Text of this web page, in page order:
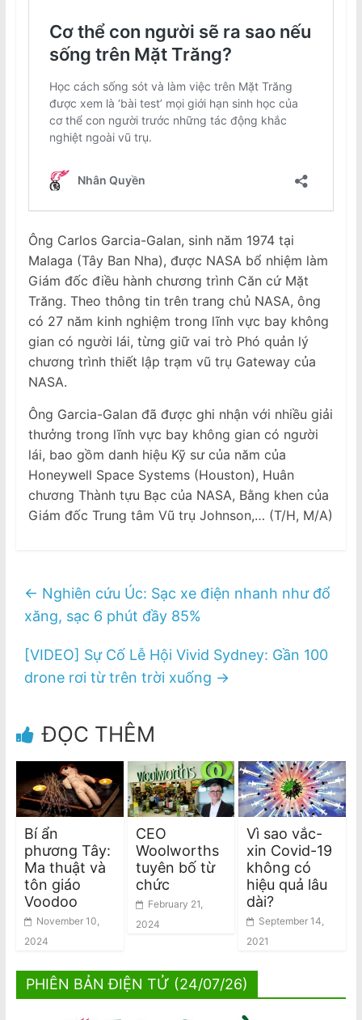
Ông Carlos Garcia-Galan, sinh năm 1974 tại
Malaga (Tây Ban Nha), được NASA bổ nhiệm làm
Giám đốc điều hành chương trình Căn cứ Mặt
Trăng. Theo thông tin trên trang chủ NASA, ông
có 27 năm kinh nghiệm trong lĩnh vực bay không
gian có người lái, từng giữ vai trò Phó quản lý
chương trình thiết lập trạm vũ trụ Gateway của
NASA.
Ông Garcia-Galan đã được ghi nhận với nhiều giải
thưởng trong lĩnh vực bay không gian có người
lái, bao gồm danh hiệu Kỹ sư của năm của
Honeywell Space Systems (Houston), Huân
chương Thành tựu Bạc của NASA, Bằng khen của
Giám đốc Trung tâm Vũ trụ Johnson,… (T/H, M/A)
← Nghiên cứu Úc: Sạc xe điện nhanh như đổ
xăng, sạc 6 phút đầy 85%
[VIDEO] Sự Cố Lễ Hội Vivid Sydney: Gần 100
drone rơi từ trên trời xuống →
ĐỌC THÊM
Bí ẩn
phương Tây:
Ma thuật và
tôn giáo
Voodoo
November 10,
2024
CEO
Woolworths
tuyên bố từ
chức
February 21,
2024
Vì sao vắc-
xin Covid-19
không có
hiệu quả lâu
dài?
September 14,
2021
PHIÊN BẢN ĐIỆN TỬ (24/07/26)